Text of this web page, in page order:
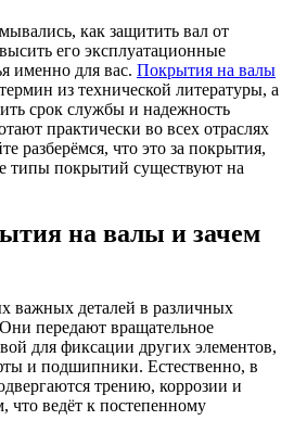
как защитить вал от
его эксплуатационные
именно для вас. Покрытия на валы
из технической литературы, а
срок службы и надежность
практически во всех отраслях
разберёмся, что это за покрытия,
типы покрытий существуют на
на валы и зачем
важных деталей в различных
передают вращательное
для фиксации других элементов,
и подшипники. Естественно, в
трению, коррозии и
что ведёт к постепенному